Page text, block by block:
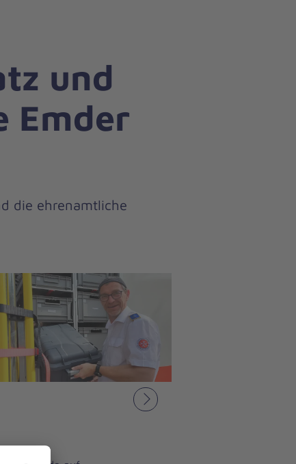
und
Emder
die ehrenamtliche
Nächstes